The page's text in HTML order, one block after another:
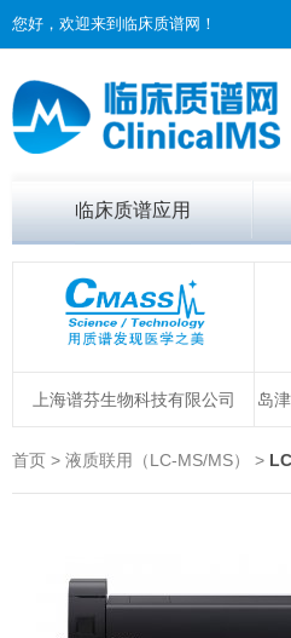
您好，欢迎来到临床质谱网！
临床质谱应用
上海谱芬生物科技有限公司 岛
首页 > 液质联用（LC-MS/MS） >